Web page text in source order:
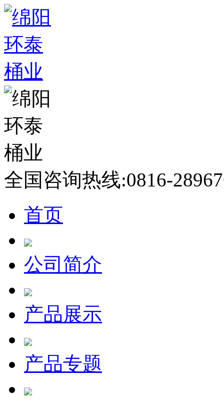
全国咨询热线:0816-
首页
公司简介
产品展示
产品专题